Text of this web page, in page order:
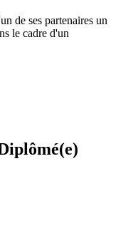
de ses partenaires un
le cadre d'un